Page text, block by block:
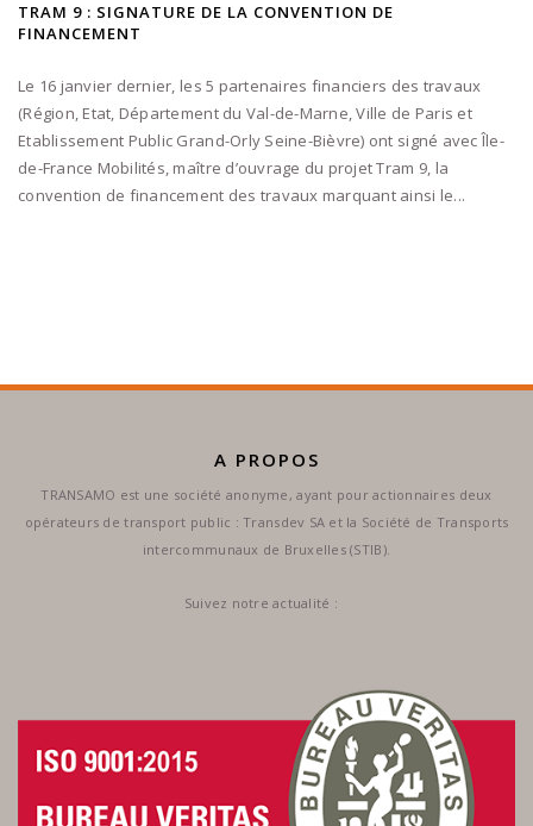
TRAM 9 : SIGNATURE DE LA CONVENTION DE
FINANCEMENT
Le 16 janvier dernier, les 5 partenaires financiers des travaux
(Région, Etat, Département du Val-de-Marne, Ville de Paris et
Etablissement Public Grand-Orly Seine-Bièvre) ont signé avec Île-
de-France Mobilités, maître d’ouvrage du projet Tram 9, la
convention de financement des travaux marquant ainsi le...
A PROPOS
TRANSAMO est une société anonyme, ayant pour actionnaires deux
opérateurs de transport public : Transdev SA et la Société de Transports
intercommunaux de Bruxelles (STIB).
Suivez notre actualité :